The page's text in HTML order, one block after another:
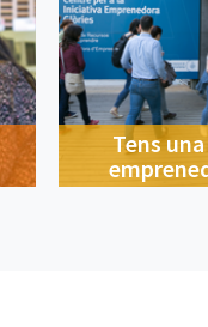
Tens